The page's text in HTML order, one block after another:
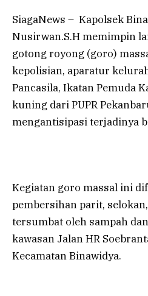
SiagaNews – Kapolsek
Nusirwan.S.H memimpin
gotong royong (goro)
kepolisian, aparatur
Pancasila, Ikatan Pemuda
kuning dari PUPR
mengantisipasi terjadinya
Kegiatan goro massal ini
pembersihan parit,
tersumbat oleh sampah
kawasan Jalan HR
Kecamatan Binawidya.